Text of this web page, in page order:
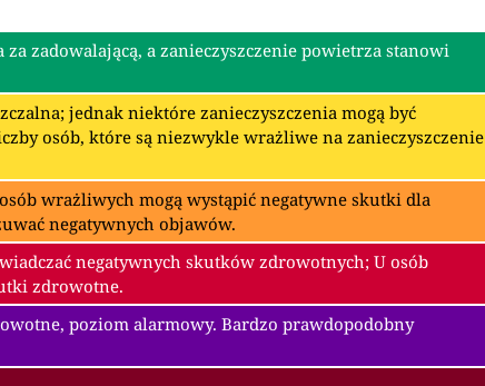
zadowalającą, a zanieczyszczenie powietrza stanowi
jednak niektóre zanieczyszczenia mogą być
osób, które są niezwykle wrażliwe na zanieczyszczenie
wrażliwych mogą wystąpić negatywne skutki dla
negatywnych objawów.
negatywnych skutków zdrowotnych; U osób
zdrowotne.
poziom alarmowy. Bardzo prawdopodobny